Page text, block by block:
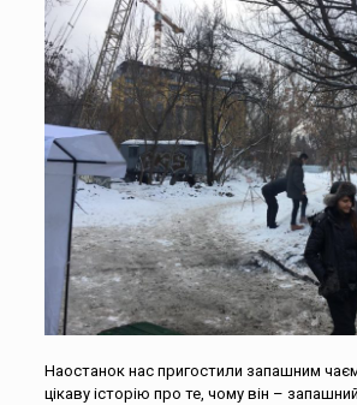
Наостанок нас пригостили запашним
цікаву історію про те, чому він –